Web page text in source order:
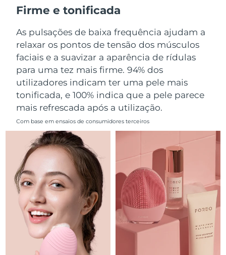
Firme e tonificada
As pulsações de baixa frequência ajudam a
relaxar os pontos de tensão dos músculos
faciais e a suavizar a aparência de rídulas
para uma tez mais firme. 94% dos
utilizadores indicam ter uma pele mais
tonificada, e 100% indica que a pele parece
mais refrescada após a utilização.
Com base em ensaios de consumidores terceiros
Noruega
Omã Entrega prevista11.08.26
Filipinas Entrega prevista11.08.26
Polônia Entrega prevista09.08.26
Portugal Entrega prevista
Porto Rico Entrega prevista10.08.26
Catar Entrega prevista 09.08.26
Reunião Entrega prevista
Romênia Entrega prevista08.08.26
Rússia Entrega prevista 16.08.26
Arábia Saudita